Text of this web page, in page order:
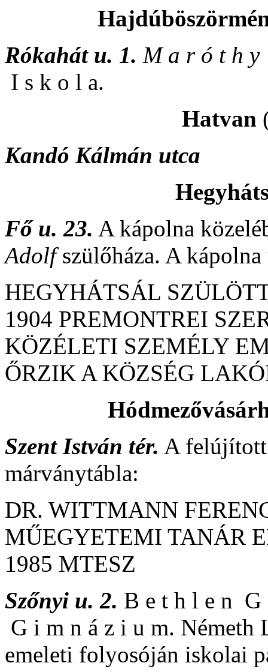
Rókahát u. 1. M a r ó t h
I s k o l a.
Hatvan
Kandó Kálmán utca
Fő u. 23. A kápolna
Adolfszülőháza. A
HEGYHÁTSÁL
1904 PREMONTREI
KÖZÉLETI SZEMÉLY
ŐRZIK A KÖZSÉG
Szent István tér. A
márványtábla:
DR. WITTMANN
MŰEGYETEMI TANÁR
1985 MTESZ
Szőnyi u. 2. B e t h l e n G
G i m n á z i u m. Németh
emeleti folyosóján iskolai